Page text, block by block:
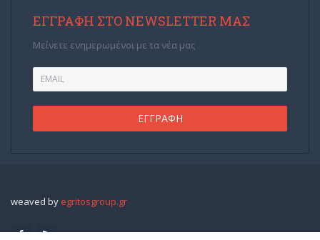
ΕΓΓΡΑΦΉ ΣΤΟ NEWSLETTER ΜΑΣ
Μείνετε ενημερωμένοι με τα νέα μας
weaved by egritosgroup.gr